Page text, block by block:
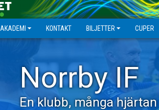
AKADEMI KONTAKT BILJETTER CUPER
Norrby IF
En klubb, många hjärtan